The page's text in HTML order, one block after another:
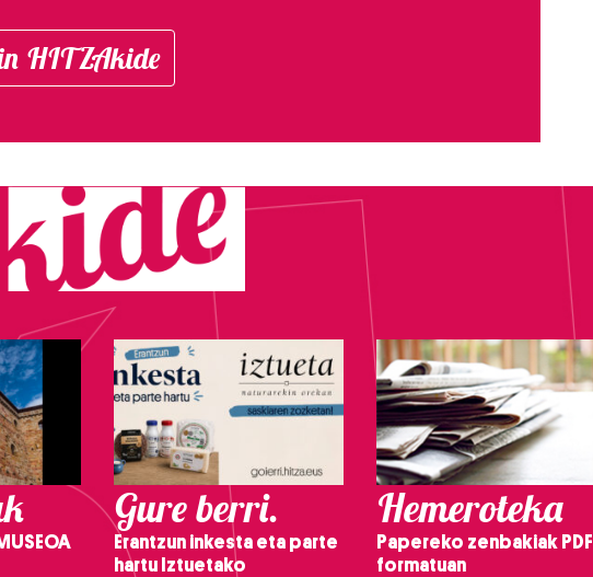
HITZAkide
Gure berri.
Erantzun inkesta eta parte
hartu Iztuetako
Hemeroteka
Papereko zenbakiak PDF
formatuan